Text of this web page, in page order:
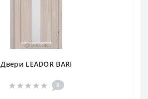
Двери LEADOR BARI
0